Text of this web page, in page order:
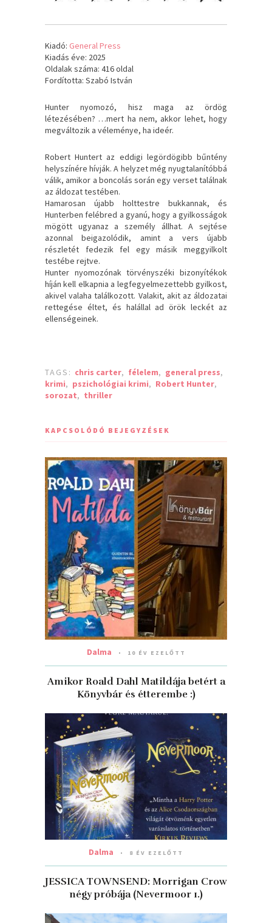
Kiadó: General Press
Kiadás éve: 2025
Oldalak száma: 416 oldal
Fordította: Szabó István
Hunter nyomozó, hisz maga az ördög
létezésében? …mert ha nem, akkor lehet, hogy
megváltozik a véleménye, ha ideér.
Robert Huntert az eddigi legördögibb bűntény
helyszínére hívják. A helyzet még nyugtalanítóbbá
válik, amikor a boncolás során egy verset találnak
az áldozat testében.
Hamarosan újabb holttestre bukkannak, és
Hunterben felébred a gyanú, hogy a gyilkosságok
mögött ugyanaz a személy állhat. A sejtése
azonnal beigazolódik, amint a vers újabb
részletét fedezik fel egy másik meggyilkolt
testébe rejtve.
Hunter nyomozónak törvényszéki bizonyítékok
híján kell elkapnia a legfegyelmezettebb gyilkost,
akivel valaha találkozott. Valakit, akit az áldozatai
rettegése éltet, és halállal ad örök leckét az
ellenségeinek.
TAGS: chris carter, félelem, general press,
krimi, pszichológiai krimi, Robert Hunter,
sorozat, thriller
KAPCSOLÓDÓ BEJEGYZÉSEK
Dalma 10 ÉV EZELŐTT
Amikor Roald Dahl Matildája betért a
Könyvbár és étterembe :)
Dalma 8 ÉV EZELŐTT
JESSICA TOWNSEND: Morrigan ​Crow
négy próbája (Nevermoor 1.)